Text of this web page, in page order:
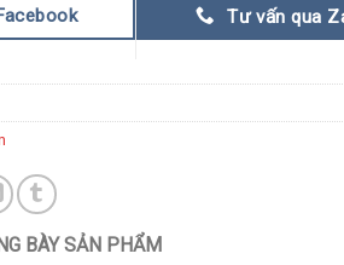
Tư vấn qua
BÀY SẢN PHẨM